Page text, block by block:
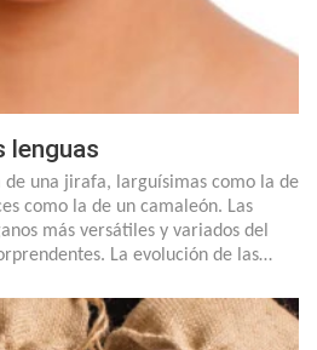
lenguas
de una jirafa, larguísimas como la de
como la de un camaleón. Las
más versátiles y variados del
La evolución de las…